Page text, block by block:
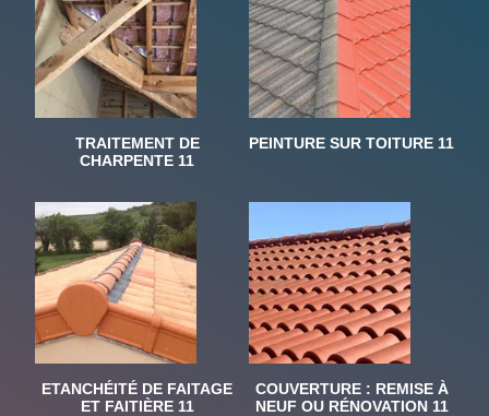
TRAITEMENT DE
CHARPENTE 11
PEINTURE SUR TOITURE 11
ETANCHÉITÉ DE FAITAGE
ET FAITIÈRE 11
COUVERTURE : REMISE À
NEUF OU RÉNOVATION 11